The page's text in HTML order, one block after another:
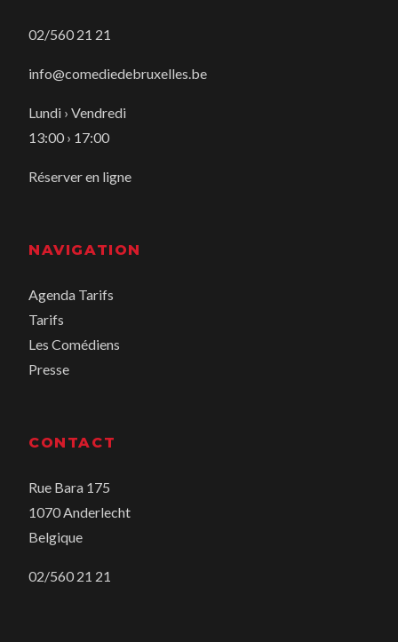
02/560 21 21
info@comediedebruxelles.be
Lundi › Vendredi
13:00 › 17:00
Réserver en ligne
NAVIGATION
Agenda Tarifs
Tarifs
Les Comédiens
Presse
CONTACT
Rue Bara 175
1070 Anderlecht
Belgique
02/560 21 21